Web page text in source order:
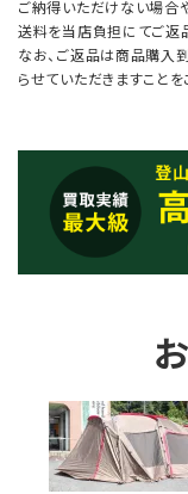
ご納得いただけない場合
送料を当店負担にてご返
なお、ご返品は商品購入
らせていただきますことを